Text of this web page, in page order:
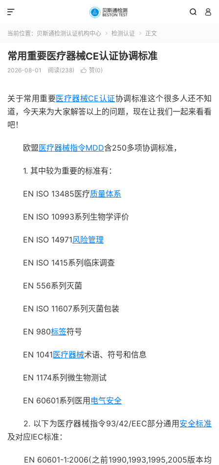
 

当前位置： 贝斯通检测认证机构中心  检测认证  正文
常用重要医疗器械CE认证协调标准
2026-08-01 阅读(238)  赞(0)
关于常用重要医疗器械CE认证协调标准这个很多人还不知
道，今天来为大家解答以上的问题，现在让我们一起来看看
吧！
欧盟医疗器械指令MDD含250多项协调标准，
1. 其中较为重要的标准有：
EN ISO 13485医疗质量体系
EN ISO 10993系列生物学评价
EN ISO 14971风险管理
EN ISO 1415系列临床调查
EN 556系列灭菌
EN ISO 11607系列灭菌包装
EN 980标签符号
EN 1041医疗器械术语、符号和信息
EN 1174系列微生物测试
EN 60601系列医用 电气安全
2. 以下为医疗器械指令93/42/EEC部分通用 安全标准
及对应IEC标准：
EN 60601-1:2006(之前1990,1993,1995,2005版本均